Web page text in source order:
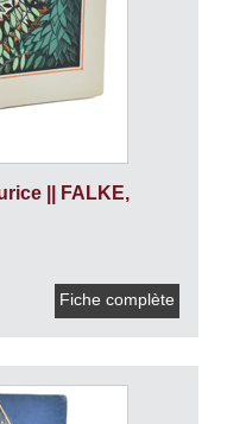
|| FALKE,
Fiche complète